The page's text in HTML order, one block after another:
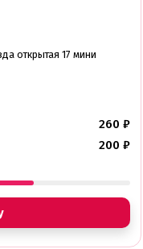
открытая 17 мини
260 ₽
200 ₽